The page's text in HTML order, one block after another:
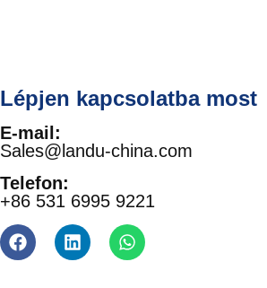
Lépjen kapcsolatba most
E-mail:
Sales@landu-china.com
Telefon:
+86 531 6995 9221